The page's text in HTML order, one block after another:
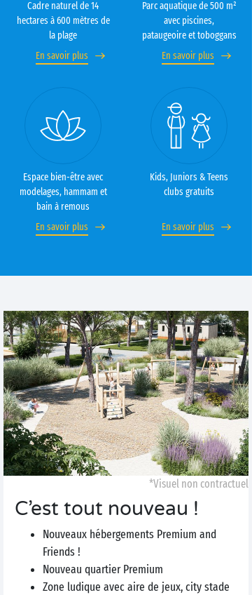
Cadre naturel de 14
hectares à 600 mètres de
la plage
En savoir plus
Parc aquatique de 500 m²
avec piscines,
pataugeoire et toboggans
En savoir plus
Espace bien-être avec
modelages, hammam et
bain à remous
En savoir plus
Kids, Juniors & Teens
clubs gratuits
En savoir plus
*Visuel non contractuel
C’est tout nouveau !
Nouveaux hébergements Premium and
Friends !
Nouveau quartier Premium
Zone ludique avec aire de jeux, city stade